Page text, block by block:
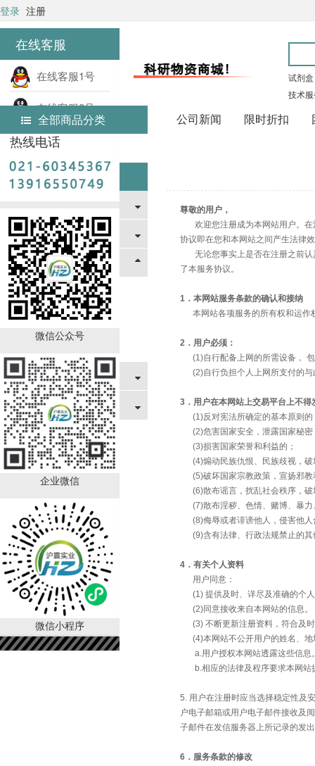
在线客服
在线客服1号
在线客服2号
热线电话
微信公众号
企业微信
微信小程序
登录 注册
试剂盒
技术
全部商品分类 公司新闻 限时折扣
首页 帮助中心
帮助中心
支付与配送方式
法律与声明协议
注册协议
网站隐私保护政策
网站使用条款
售后服务
关于我们
尊敬的用户，
欢迎您注册成为本网站用户。在
协议即在您和本网站之间产生法律
无论您事实上是否在注册之前认
了本服务协议。
1．本网站服务条款的确认和接纳
本网站各项服务的所有权和运作
2．用户必须：
(1)自行配备上网的所需设备， 包
(2)自行负担个人上网所支付的与
3．用户在本网站上交易平台上不得
(1)反对宪法所确定的基本原则的
(2)危害国家安全，泄露国家秘密
(3)损害国家荣誉和利益的；
(4)煽动民族仇恨、民族歧视，破
(5)破坏国家宗教政策，宣扬邪教
(6)散布谣言，扰乱社会秩序，破
(7)散布淫秽、色情、赌博、暴力
(8)侮辱或者诽谤他人，侵害他人
(9)含有法律、行政法规禁止的其
4．有关个人资料
用户同意：
(1) 提供及时、详尽及准确的个
(2)同意接收来自本网站的信息。
(3) 不断更新注册资料，符合及时
(4)本网站不公开用户的姓名、地
a.用户授权本网站透露这些信息
b.相应的法律及程序要求本网站
5. 用户在注册时应当选择稳定性及
户电子邮箱或用户电子邮件接收及
子邮件在发信服务器上所记录的发
6．服务条款的修改